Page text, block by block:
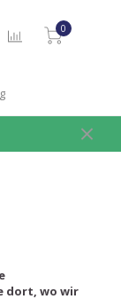
0
dort, wo wir